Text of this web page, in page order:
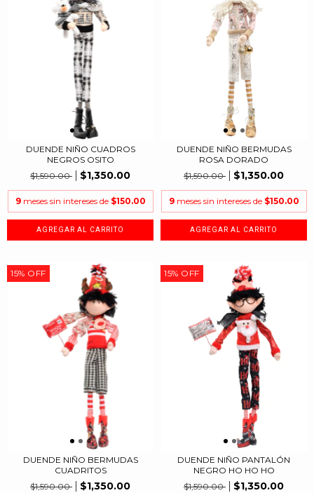
DUENDE NIÑO CUADROS
NEGROS OSITO
$1,590.00
$1,350.00
9 meses sin intereses de $150.00
DUENDE NIÑO BERMUDAS
ROSA DORADO
$1,590.00
$1,350.00
9 meses sin intereses de $150.00
15% OFF
DUENDE NIÑO BERMUDAS
CUADRITOS
$1,590.00
$1,350.00
15% OFF
DUENDE NIÑO PANTALÓN
NEGRO HO HO HO
$1,590.00
$1,350.00